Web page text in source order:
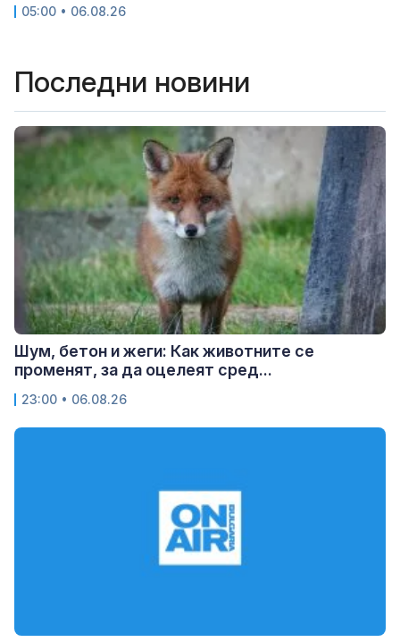
05:00 • 06.08.26
Последни новини
Шум, бетон и жеги: Как животните се
променят, за да оцелеят сред...
23:00 • 06.08.26